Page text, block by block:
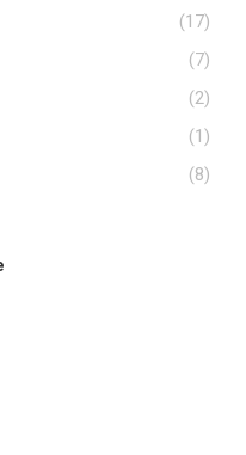
(17)
(7)
(2)
(1)
(8)